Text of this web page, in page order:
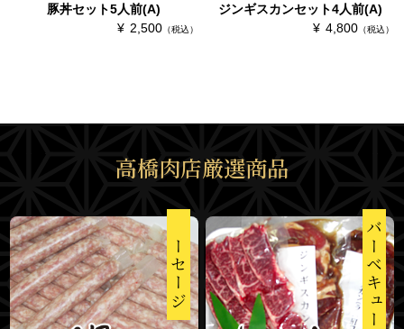
豚丼セット5人前(A)
2,500（税込）
ジンギスカンセット4人前(A)
4,800（税込）
高橋肉店厳選商品
ソーセージ バーベキュー